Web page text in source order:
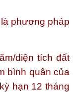
phương pháp
diện tích đất
bình quân của
hạn 12 tháng